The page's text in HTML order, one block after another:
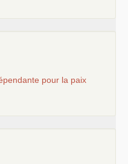
pour la paix